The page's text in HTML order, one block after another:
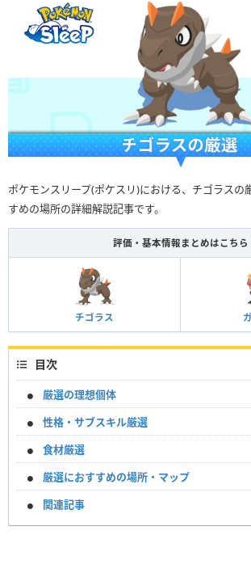
ポケモンスリープ(ポケスリ)における、チゴラスの
すめの場所の詳細解説記事です。
評価・基本情報まとめはこちら
チゴラス
目次
厳選の理想個体
性格・サブスキル厳選
食材厳選
厳選におすすめの場所・マップ
関連記事